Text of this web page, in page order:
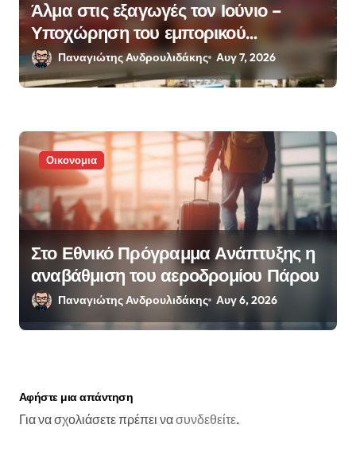
Άλμα στις εξαγωγές τον Ιούνιο –
Υποχώρηση του εμπορικού
ελλείμματος
Παναγιώτης Ανδρουλιδάκης Αυγ 7, 2026
Οικονομια
Στο Εθνικό Πρόγραμμα Ανάπτυξης η
αναβάθμιση του αεροδρομίου Πάρου
Παναγιώτης Ανδρουλιδάκης Αυγ 6, 2026
Αφήστε μια απάντηση
Για να σχολιάσετε πρέπει νασυνδεθείτε.